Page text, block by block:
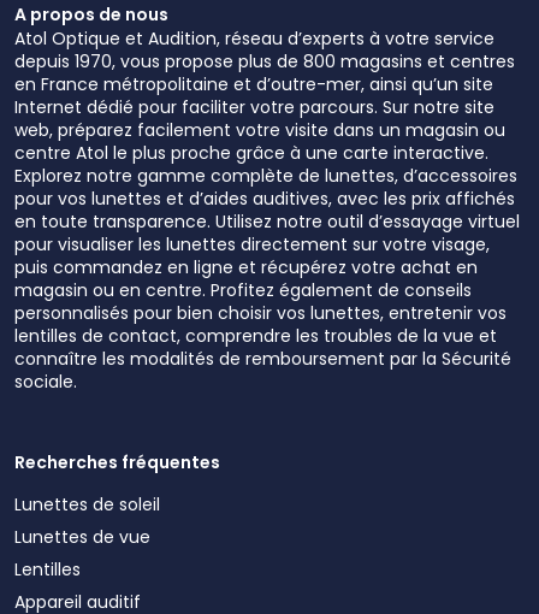
A propos de nous
Atol Optique et Audition, réseau d’experts à votre service
depuis 1970, vous propose plus de 800 magasins et centres
en France métropolitaine et d’outre-mer, ainsi qu’un site
Internet dédié pour faciliter votre parcours. Sur notre site
web, préparez facilement votre visite dans un magasin ou
centre Atol le plus proche grâce à une carte interactive.
Explorez notre gamme complète de lunettes, d’accessoires
pour vos lunettes et d’aides auditives, avec les prix affichés
en toute transparence. Utilisez notre outil d’essayage virtuel
pour visualiser les lunettes directement sur votre visage,
puis commandez en ligne et récupérez votre achat en
magasin ou en centre. Profitez également de conseils
personnalisés pour bien choisir vos lunettes, entretenir vos
lentilles de contact, comprendre les troubles de la vue et
connaître les modalités de remboursement par la Sécurité
sociale.
Recherches fréquentes
Lunettes de soleil
Lunettes de vue
Lentilles
Appareil auditif